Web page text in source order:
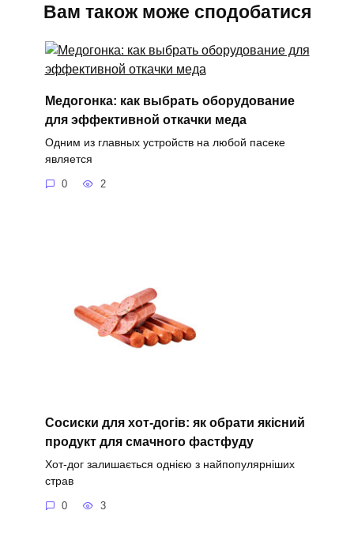
Вам також може сподобатися
Медогонка: как выбрать оборудование
для эффективной откачки меда
Одним из главных устройств на любой пасеке
является
0 2
Сосиски для хот-догів: як обрати якісний
продукт для смачного фастфуду
Хот-дог залишається однією з найпопулярніших
страв
0 3